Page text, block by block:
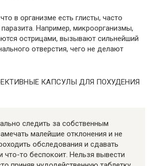
в организме есть глисты, часто
Например, микроорганизмы,
острицами, вызывают сильнейший
отверстия, чего не делают
КАПСУЛЫ ДЛЯ ПОХУДЕНИЯ
следить за собственным
малейшие отклонения и не
обследования и сдавать
что-то беспокоит. Нельзя вывести